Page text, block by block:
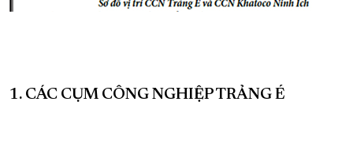
1. CÁC CỤM CÔNG NGHIỆP TRẢNG É